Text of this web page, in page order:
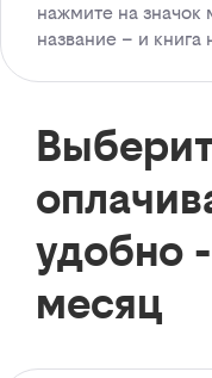
нажмите на
название – и книга
удобно
месяц